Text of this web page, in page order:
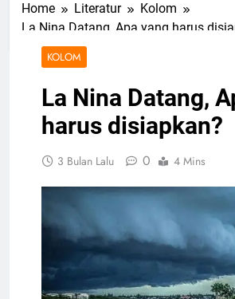
Home Literatur
Kolom
La Nina Datang, Apa yang harus
KOLOM
La Nina Datang,
harus disiapkan?
3 Bulan Lalu 0 4 Mins